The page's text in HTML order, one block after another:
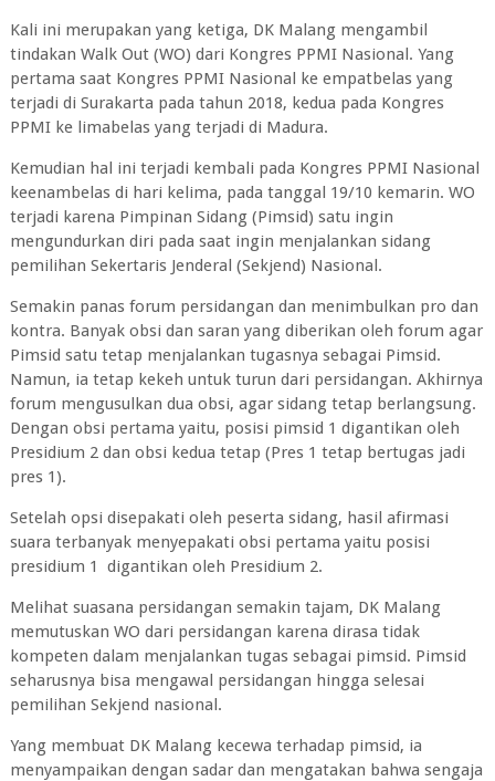
Kali ini merupakan yang ketiga, DK Malang mengambil
tindakan Walk Out (WO) dari Kongres PPMI Nasional. Yang
pertama saat Kongres PPMI Nasional ke empatbelas yang
terjadi di Surakarta pada tahun 2018, kedua pada Kongres
PPMI ke limabelas yang terjadi di Madura.
Kemudian hal ini terjadi kembali pada Kongres PPMI Nasional
keenambelas di hari kelima, pada tanggal 19/10 kemarin. WO
terjadi karena Pimpinan Sidang (Pimsid) satu ingin
mengundurkan diri pada saat ingin menjalankan sidang
pemilihan Sekertaris Jenderal (Sekjend) Nasional.
Semakin panas forum persidangan dan menimbulkan pro dan
kontra. Banyak obsi dan saran yang diberikan oleh forum agar
Pimsid satu tetap menjalankan tugasnya sebagai Pimsid.
Namun, ia tetap kekeh untuk turun dari persidangan. Akhirnya
forum mengusulkan dua obsi, agar sidang tetap berlangsung.
Dengan obsi pertama yaitu, posisi pimsid 1 digantikan oleh
Presidium 2 dan obsi kedua tetap (Pres 1 tetap bertugas jadi
pres 1).
Setelah opsi disepakati oleh peserta sidang, hasil afirmasi
suara terbanyak menyepakati obsi pertama yaitu posisi
presidium 1 digantikan oleh Presidium 2.
Melihat suasana persidangan semakin tajam, DK Malang
memutuskan WO dari persidangan karena dirasa tidak
kompeten dalam menjalankan tugas sebagai pimsid. Pimsid
seharusnya bisa mengawal persidangan hingga selesai
pemilihan Sekjend nasional.
Yang membuat DK Malang kecewa terhadap pimsid, ia
menyampaikan dengan sadar dan mengatakan bahwa sengaja